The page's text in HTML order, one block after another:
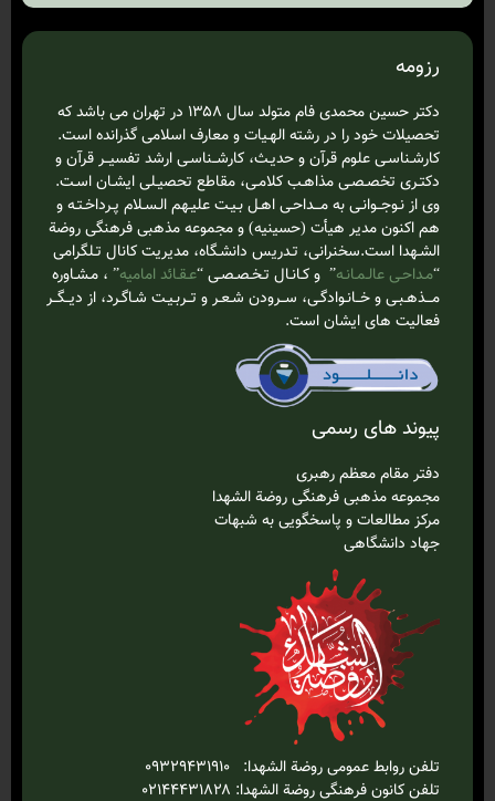
رزومه
دکتر حسین محمدی فام متولد سال ۱۳۵۸ در تهران می باشد که
تحصیلات خود را در رشته الهـیات و معارف اسلامی گذرانده است.
کارشـناسـی علوم قرآن و حدیـث، کارشــناسـی ارشد تفسیــر قرآن و
دکتـری تخصـصـی مذاهـب کلامـی، مقاطع تحصیـلی ایشـان اسـت.
وی از نـوجــوانـی به مـــداحـی اهـل بـیـت علیـهم الـسـلام‌ پـرداخـتـه و
هم اکنون مدیر هیأت (حسینیه) و مجموعه مذهبی فرهنگی روضة
الشـهدا است.سخنرانی، تـدریس دانشـگاه، مدیریت کانال تـلگرامی
“مـداحـی عالـمـانـه” و کـانـال تـخـصـصـی “عـقـائد امامیه” ، مـشـاوره
مـــذهـبـی و خــانـوادگـی، ســرودن شـعـر و تــربـیـت شـاگـرد، از دیــگــر
فعالیت های ایشان است.
پیوند های رسمی
دفتر مقام معظم رهبری
مجموعه مذهبی فرهنگی روضة الشهدا
مرکز مطالعات و پاسخگویی به شبهات
جهاد دانشگاهی
تلفن روابط عمومی روضة الشهدا: ۰۹۳۲۹۴۳۱۹۱۰
تلفن کانون فرهنگی روضة الشهدا: ۰۲۱۴۴۴۳۱۸۲۸